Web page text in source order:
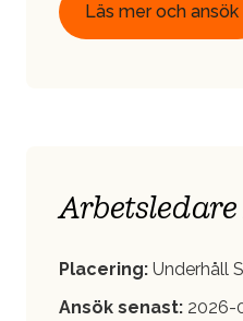
Läs mer och ansök
Placering: Underhåll
Ansök senast: 2026-